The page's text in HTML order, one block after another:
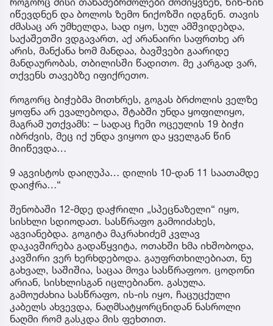
იწევდნენ და ბოლოს ზემო ნიქოზში იდგნენ. თავის
ძმასაც არ უმხელდა, სად იყო, სულ ამშვიდებდა,
საქაშეთში ვდგავართ, აქ არანაირი საფრთხე არ
არის, მანქანა ხომ მანდაა, ბავშვები გაარიდე
მანდაურობას, თბილისში წადითო. მე კარგად ვარ,
თქვენს თავებზე იფიქრეთო.
როგორც ბიჭებმა მითხრეს, გოგას ბრძოლის ველზე
ყოფნა არ ევალებოდა, შტაბში უნდა ყოფილიყო,
მაგრამ უთქვამს: – სადაც ჩემი ოცეულის 19 ბიჭი
იბრძვის, მეც იქ უნდა ვიყოო და ყველგან წინ
მიიწევდა…
9 აგვისტოს დაიღუპა… დილის 10-დან 11 საათამდე
დაიჭრა…“
შენობაში 12-მდე დაჭრილი „სპეცნაზელი“ იყო,
სისხლი სდიოდათ. სასწრაფო გამოიძახეს,
აგვიანებდა. გოგიტა მაკრახიძემ კვლავ
დაკავშირება გადაწყვიტა, ოთახში ხმა იხშობოდა,
კავშირი ვერ ხერხდებოდა. გაუფრთხილებიათ, ნუ
გახვალ, საშიშია, საცაა მოვა სასწრაფოო. ცოდონი
არიან, სისხლისგან იცლებიანო. გასულა.
გამოუძახია სასწრაფო, ის-ის იყო, ჩაცუცქული
კაბელს ახვევდა, ნაღმსატყორცნიდან ნასროლი
ნაღმი რომ გასკდა მის ფეხთით.